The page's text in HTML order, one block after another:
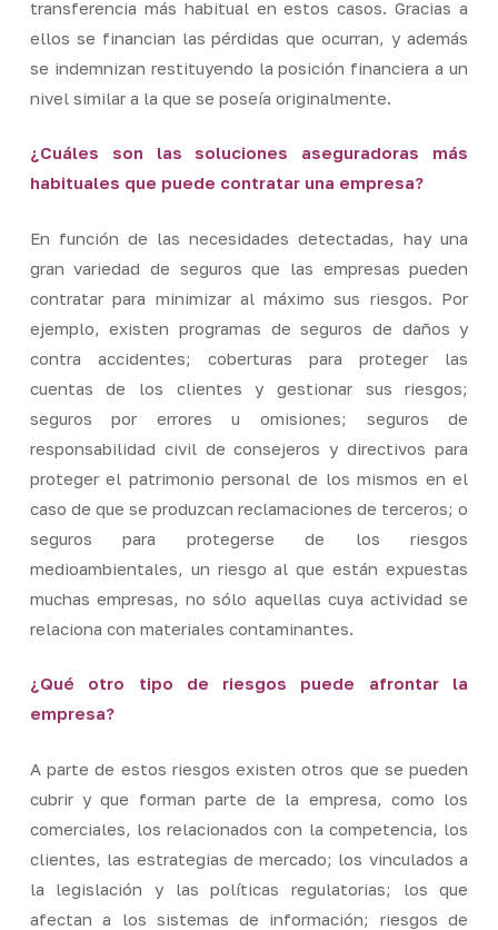
transferencia más habitual en estos casos. Gracias a
ellos se financian las pérdidas que ocurran, y además
se indemnizan restituyendo la posición financiera a un
nivel similar a la que se poseía originalmente.
¿Cuáles son las soluciones aseguradoras más
habituales que puede contratar una empresa?
En función de las necesidades detectadas, hay una
gran variedad de seguros que las empresas pueden
contratar para minimizar al máximo sus riesgos. Por
ejemplo, existen programas de seguros de daños y
contra accidentes; coberturas para proteger las
cuentas de los clientes y gestionar sus riesgos;
seguros por errores u omisiones; seguros de
responsabilidad civil de consejeros y directivos para
proteger el patrimonio personal de los mismos en el
caso de que se produzcan reclamaciones de terceros; o
seguros para protegerse de los riesgos
medioambientales, un riesgo al que están expuestas
muchas empresas, no sólo aquellas cuya actividad se
relaciona con materiales contaminantes.
¿Qué otro tipo de riesgos puede afrontar la
empresa?
A parte de estos riesgos existen otros que se pueden
cubrir y que forman parte de la empresa, como los
comerciales, los relacionados con la competencia, los
clientes, las estrategias de mercado; los vinculados a
la legislación y las políticas regulatorias; los que
afectan a los sistemas de información; riesgos de